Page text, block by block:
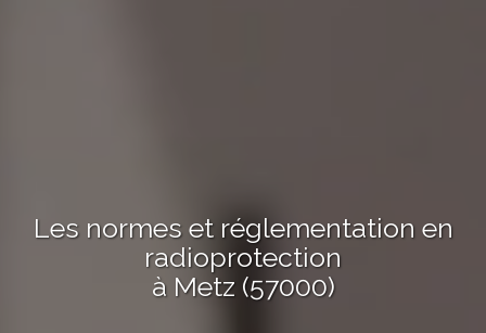
Les normes et réglementation en
radioprotection
à Metz (57000)